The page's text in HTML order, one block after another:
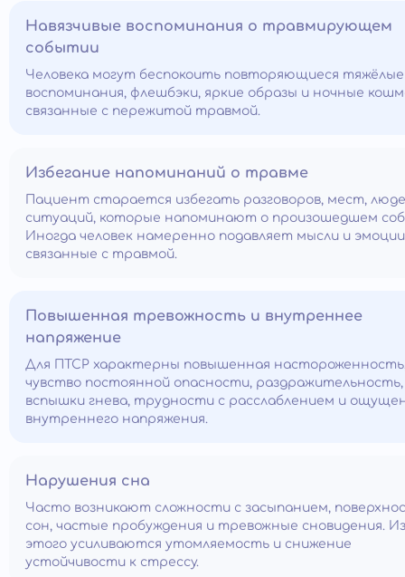
Навязчивые воспоминания о травмирующем
событии
Человека могут беспокоить повторяющиеся тяжёлые
воспоминания, флешбэки, яркие образы и ночные
связанные с пережитой травмой.
Избегание напоминаний о травме
Пациент старается избегать разговоров, мест,
ситуаций, которые напоминают о произошедшем
Иногда человек намеренно подавляет мысли и
связанные с травмой.
Повышенная тревожность и внутреннее
напряжение
Для ПТСР характерны повышенная
чувство постоянной опасности, раздражительность,
вспышки гнева, трудности с расслаблением и
внутреннего напряжения.
Нарушения сна
Часто возникают сложности с засыпанием,
сон, частые пробуждения и тревожные сновидения.
этого усиливаются утомляемость и снижение
устойчивости к стрессу.